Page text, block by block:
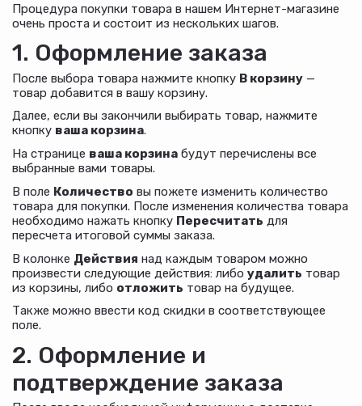
Процедура покупки товара в нашем Интернет-магазине
очень проста и состоит из нескольких шагов.
1. Оформление заказа
После выбора товара нажмите кнопку В корзину —
товар добавится в вашу корзину.
Далее, если вы закончили выбирать товар, нажмите
кнопку ваша корзина.
На странице ваша корзина будут перечислены все
выбранные вами товары.
В поле Количество вы пожете изменить количество
товара для покупки. После изменения количества товара
необходимо нажать кнопку Пересчитать для
пересчета итоговой суммы заказа.
В колонке Действия над каждым товаром можно
произвести следующие действия: либо удалить товар
из корзины, либо отложить товар на будущее.
Также можно ввести код скидки в соответствующее
поле.
2. Оформление и
подтверждение заказа